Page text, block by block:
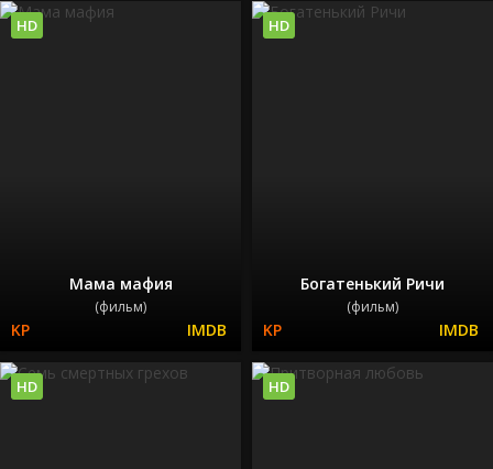
Мама мафия
(фильм)
HD
Богатенький Ричи
(фильм)
HD
HD HD